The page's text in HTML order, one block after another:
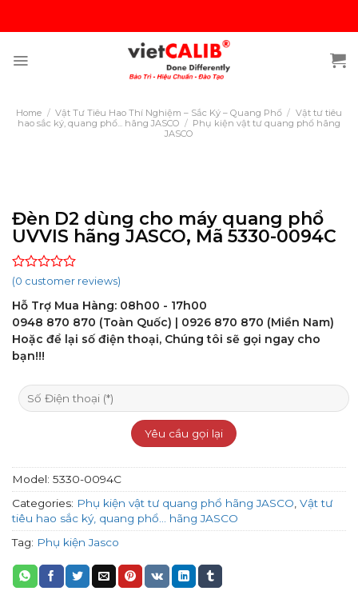
content
Home / Vật Tư Tiêu Hao Thí Nghiệm – Sắc Ký – Quang Phổ / Vật tư tiêu
hao sắc ký, quang phổ... hãng JASCO / Phụ kiện vật tư quang phổ hãng
JASCO
Đèn D2 dùng cho máy quang phổ
UVVIS hãng JASCO, Mã 5330-0094C
Rated
out
of
(0 customer reviews)
Hỗ Trợ Mua Hàng: 08h00 - 17h00
0948 870 870 (Toàn Quốc) | 0926 870 870 (Miền Nam)
Hoặc để lại số điện thoại, Chúng tôi sẽ gọi ngay cho
bạn!!!
Model: 5330-0094C
Categories: Phụ kiện vật tư quang phổ hãng JASCO Vật tư
tiêu hao sắc ký, quang phổ... hãng JASCO
Tag: Phụ kiện Jasco